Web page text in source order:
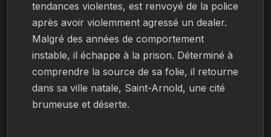
tendances violentes, est renvoyé de la police
après avoir violemment agressé un dealer.
Malgré des années de comportement
instable, il échappe à la prison. Déterminé à
comprendre la source de sa folie, il retourne
dans sa ville natale, Saint-Arnold, une cité
brumeuse et déserte.